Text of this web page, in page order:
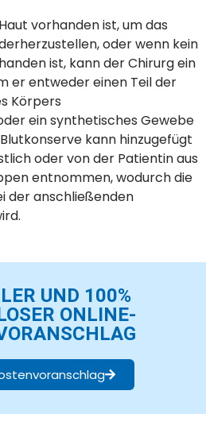
vorhanden ist, um das
oder wenn kein
ist, kann der Chirurg ein
er entweder einen Teil der
Körpers
ein synthetisches Gewebe
kann hinzugefügt
oder von der Patientin aus
entnommen, wodurch die
der anschließenden
UND 100%
ONLINE-